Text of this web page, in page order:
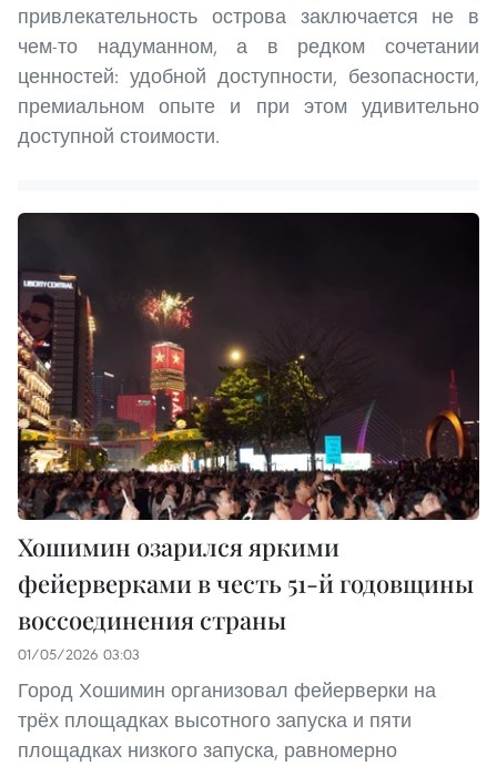
привлекательность острова заключается не в
чем-то надуманном, а в редком сочетании
ценностей: удобной доступности, безопасности,
премиальном опыте и при этом удивительно
доступной стоимости.
Хошимин озарился яркими
фейерверками в честь 51-й годовщины
воссоединения страны
01/05/2026 03:03
Город Хошимин организовал фейерверки на
трёх площадках высотного запуска и пяти
площадках низкого запуска, равномерно